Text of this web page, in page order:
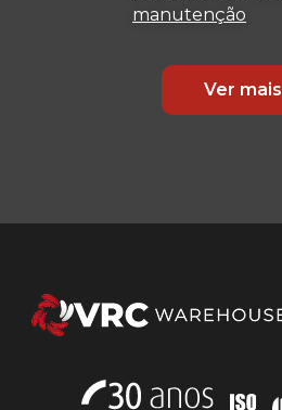
manutenção
Ver mais